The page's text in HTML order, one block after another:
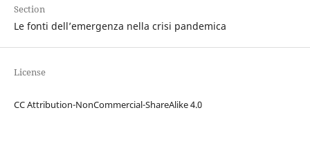
Section
Le fonti dell’emergenza nella crisi pandemica
License
CC Attribution-NonCommercial-ShareAlike 4.0